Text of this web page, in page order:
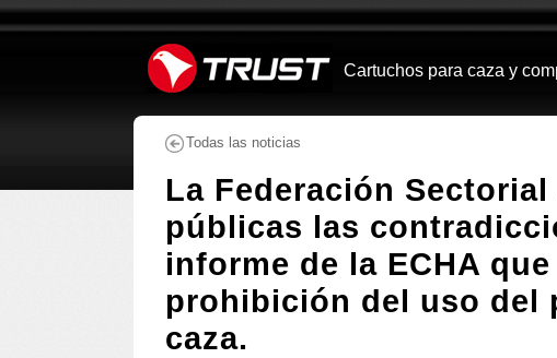
Navegación
Cambiar
contenido.
Saltar
Herramientas
Personales
Buscar Cartuchos para caza y
Todas las noticias
La Federación Sectorial
públicas las
informe de la ECHA
prohibición del uso del
caza.